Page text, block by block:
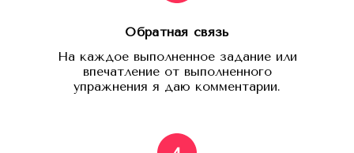
Обратная связь
На каждое выполненное задание или
впечатление от выполненного
упражнения я даю комментарии.